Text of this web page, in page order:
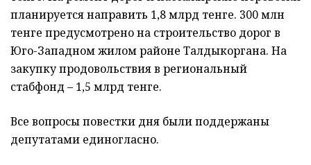
планируется направить 1,8 млрд тенге. 300 млн
тенге предусмотрено на строительство дорог в
Юго-Западном жилом районе Талдыкоргана. На
закупку продовольствия в региональный
стабфонд – 1,5 млрд тенге.
Все вопросы повестки дня были поддержаны
депутатами единогласно.